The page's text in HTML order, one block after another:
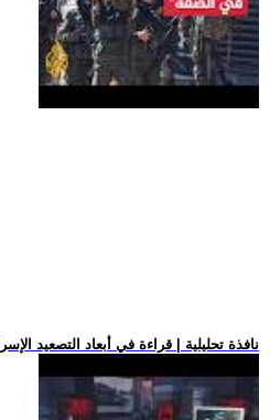
.. نافذة تحليلية | قراءة في أبعاد التصعيد